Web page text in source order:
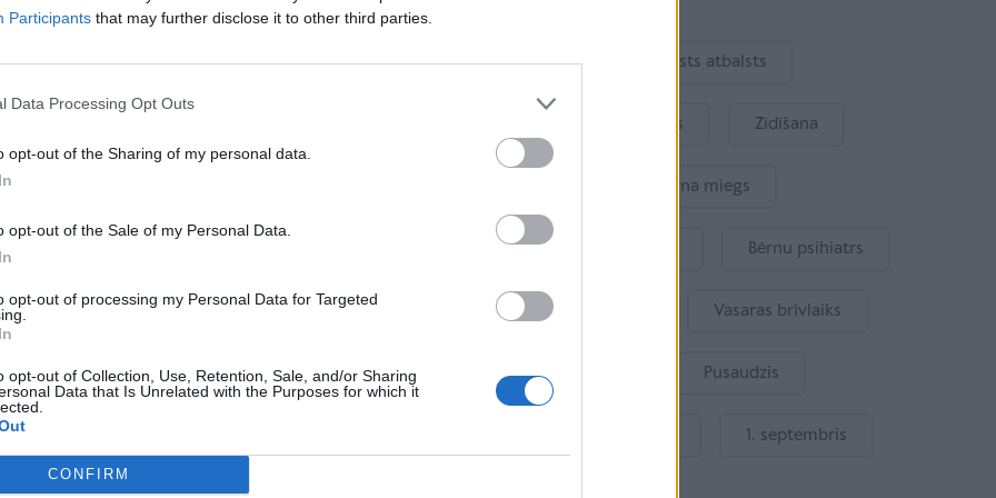
Participants that may further disclose it to other third parties.
Data Processing Opt Outs
opt-out of the Sharing of my personal data.
opt-out of the Sale of my Personal Data.
opt-out of processing my Personal Data for Targeted
opt-out of Collection, Use, Retention, Sale, and/or Sharing
Data that Is Unrelated with the Purposes for which it
CONFIRM
apmeklējuma, šo
ar gardu kūkas gabaliņu. Noteikti pārrunājiet
pat vienojaties jau par nākamo kino
Mazbērni Kino
Ukraina Valsts atbalsts
Kur šodien atpūsties Zīdīšana
Bērna miegs
Mākslīgais intelekts Bērnu psihiatrs
Bērna emocijas Vasaras brīvlaiks
Bērnu drošība Pusaudzis
1. septembris